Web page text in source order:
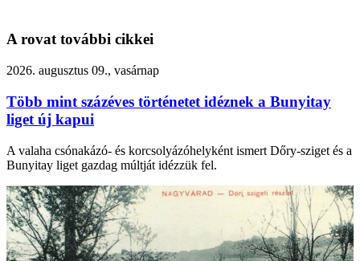
A rovat további cikkei
2026. augusztus 09., vasárnap
Több mint százéves történetet idéznek a Bunyitay
liget új kapui
A valaha csónakázó- és korcsolyázóhelyként ismert Dőry-sziget és a
Bunyitay liget gazdag múltját idézzük fel.